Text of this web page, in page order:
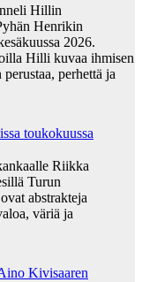
Hillin
Henrikin
2026.
Hilli kuvaa ihmisen
perhettä ja
toukokuussa
Riikka
Turun
abstrakteja
väriä ja
Kivisaaren